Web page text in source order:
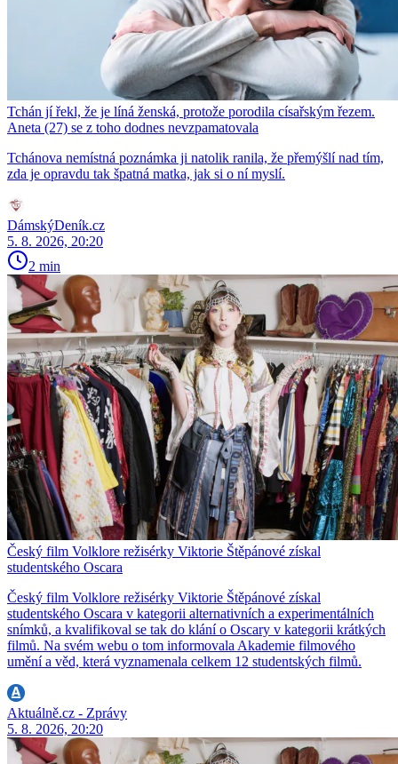
Tchán jí řekl, že je líná ženská, protože porodila císařským řezem.
Aneta (27) se z toho dodnes nevzpamatovala
Tchánova nemístná poznámka ji natolik ranila, že přemýšlí nad tím,
zda je opravdu tak špatná matka, jak si o ní myslí.
DámskýDeník.cz
5. 8. 2026, 20:20
2 min
Český film Volklore režisérky Viktorie Štěpánové získal
studentského Oscara
Český film Volklore režisérky Viktorie Štěpánové získal
studentského Oscara v kategorii alternativních a experimentálních
snímků, a kvalifikoval se tak do klání o Oscary v kategorii krátkých
filmů. Na svém webu o tom informovala Akademie filmového
umění a věd, která vyznamenala celkem 12 studentských filmů.
Aktuálně.cz - Zprávy
5. 8. 2026, 20:20